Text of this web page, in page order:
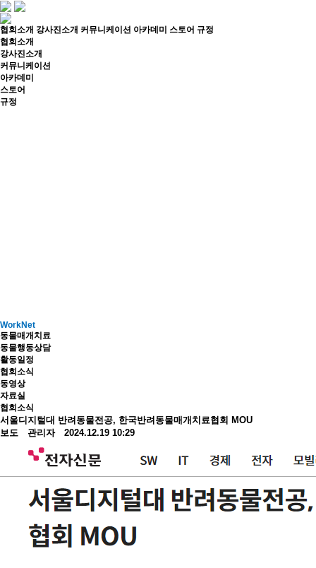
협회소개 강사진소개 커뮤니케이션 아카데미 스토어 규정
협회소개
강사진소개
커뮤니케이션
아카데미
스토어
규정
WorkNet
동물매개치료
동물행동상담
활동일정
협회소식
동영상
자료실
협회소식
서울디지털대 반려동물전공, 한국반려동물매개치료협회 MOU
보도 관리자 2024.12.19 10:29